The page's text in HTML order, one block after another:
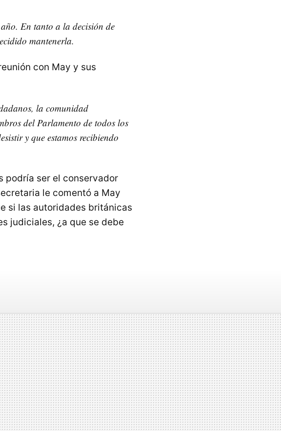
En tanto a la decisión de
mantenerla.
con May y sus
la comunidad
del Parlamento de todos los
y que estamos recibiendo
podría ser el conservador
le comentó a May
si las autoridades británicas
judiciales, ¿a que se debe